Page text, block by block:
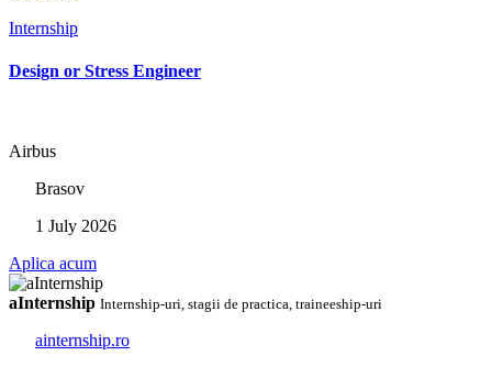
Internship
Design or Stress Engineer
Airbus
Brasov
1 July 2026
Aplica acum
aInternship Internship-uri, stagii de practica, traineeship-uri
ainternship.ro